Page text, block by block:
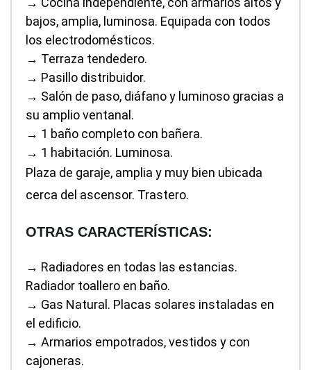
bajos, amplia, luminosa. Equipada con todos
los electrodomésticos.
→ Terraza tendedero.
→ Pasillo distribuidor.
→ Salón de paso, diáfano y luminoso gracias a
su amplio ventanal.
→ 1 baño completo con bañera.
→ 1 habitación. Luminosa.
Plaza de garaje, amplia y muy bien ubicada
cerca del ascensor. Trastero.
OTRAS CARACTERÍSTICAS:
→ Radiadores en todas las estancias.
Radiador toallero en baño.
→ Gas Natural. Placas solares instaladas en
el edificio.
→ Armarios empotrados, vestidos y con
cajoneras.